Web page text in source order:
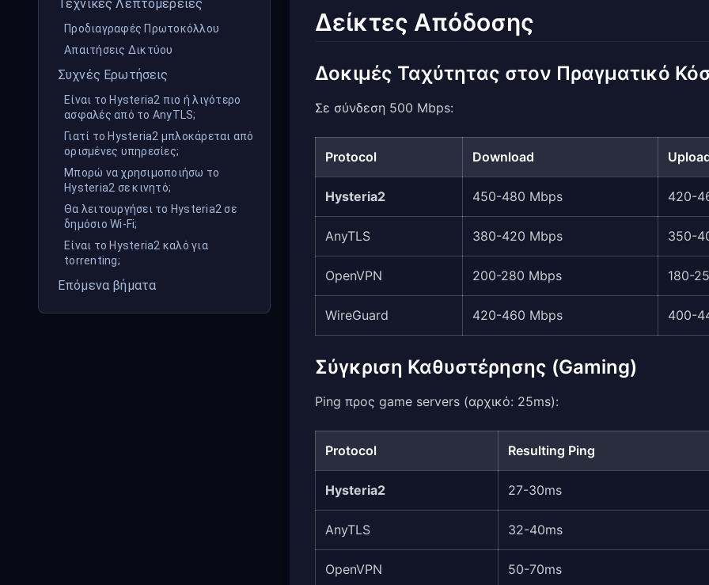
Τεχνικές Λεπτομέρειες
Προδιαγραφές Πρωτοκόλλου
Απαιτήσεις Δικτύου
Συχνές Ερωτήσεις
Είναι το Hysteria2 πιο ή λιγότερο
ασφαλές από το AnyTLS;
Γιατί το Hysteria2 μπλοκάρεται από
ορισμένες υπηρεσίες;
Μπορώ να χρησιμοποιήσω το
Hysteria2 σε κινητό;
Θα λειτουργήσει το Hysteria2 σε
δημόσιο Wi-Fi;
Είναι το Hysteria2 καλό για
torrenting;
Επόμενα βήματα
Δείκτες Απόδοσης
Δοκιμές Ταχύτητας στον Πραγματικό
Σε σύνδεση 500 Mbps:
Protocol Download
Hysteria2 450-480 Mbps 420-
AnyTLS 380-420 Mbps 350-
OpenVPN 200-280 Mbps 180-
WireGuard 420-460 Mbps 400-
Σύγκριση Καθυστέρησης (Gaming)
Ping προς game servers (αρχικό: 25ms):
Protocol Resulting Ping
Hysteria2 27-30ms
AnyTLS 32-40ms
OpenVPN 50-70ms